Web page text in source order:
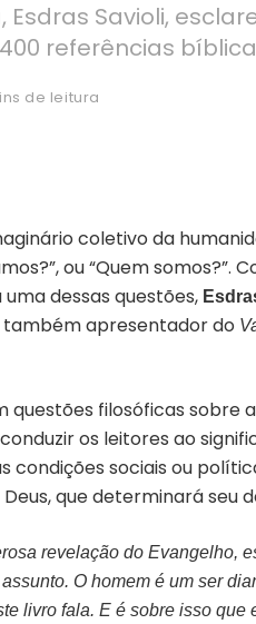
Savioli,
referências
de leitura
coletivo da
ou “Quem somos?”.
dessas questões,
também apresentador do
filosóficas sobre
os leitores ao
condições sociais ou
que determinará seu
revelação do Evangelho,
O homem é um ser
livro fala. E é sobre isso que